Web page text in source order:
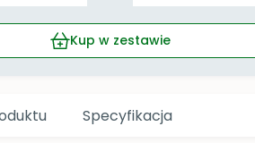
Kup w zestawie
Specyfikacja